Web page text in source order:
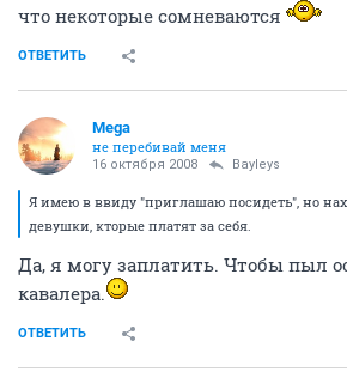
что некоторые сомневаются
ОТВЕТИТЬ
Mega
не перебивай меня
16 октября 2008 Bayleys
Я имею в ввиду "приглашаю посидеть", но
девушки, кторые платят за себя.
Да, я могу заплатить. Чтобы пыл
кавалера.
ОТВЕТИТЬ